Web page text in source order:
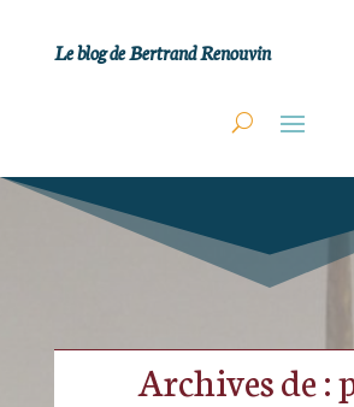
Le blog de Bertrand Renouvin
Archives de :